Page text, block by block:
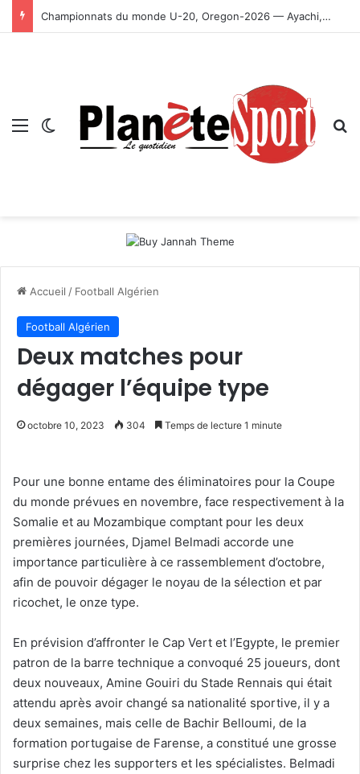
Championnats du monde U-20, Oregon-2026 — Ayachi, Dissa, Touahria et Ghezali en finale
Menu Switch skin
Accueil / Football Algérien
Football Algérien
Deux matches pour
dégager l’équipe type
octobre 10, 2023 304 Temps de lecture 1 minute
Pour une bonne entame des éliminatoires pour la Coupe
du monde prévues en novembre, face respectivement à la
Somalie et au Mozambique comptant pour les deux
premières journées, Djamel Belmadi accorde une
importance particulière à ce rassemblement d’octobre,
afin de pouvoir dégager le noyau de la sélection et par
ricochet, le onze type.
En prévision d’affronter le Cap Vert et l’Egypte, le premier
patron de la barre technique a convoqué 25 joueurs, dont
deux nouveaux, Amine Gouiri du Stade Rennais qui était
attendu après avoir changé sa nationalité sportive, il y a
deux semaines, mais celle de Bachir Belloumi, de la
formation portugaise de Farense, a constitué une grosse
surprise chez les supporters et les spécialistes. Belmadi